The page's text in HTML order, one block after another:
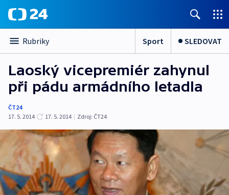
Rubriky Sport SLEDOVAT
Laoský vicepremiér zahynul
při pádu armádního letadla
ČT24
17. 5. 2014
17. 5. 2014 | Zdroj: ČT24